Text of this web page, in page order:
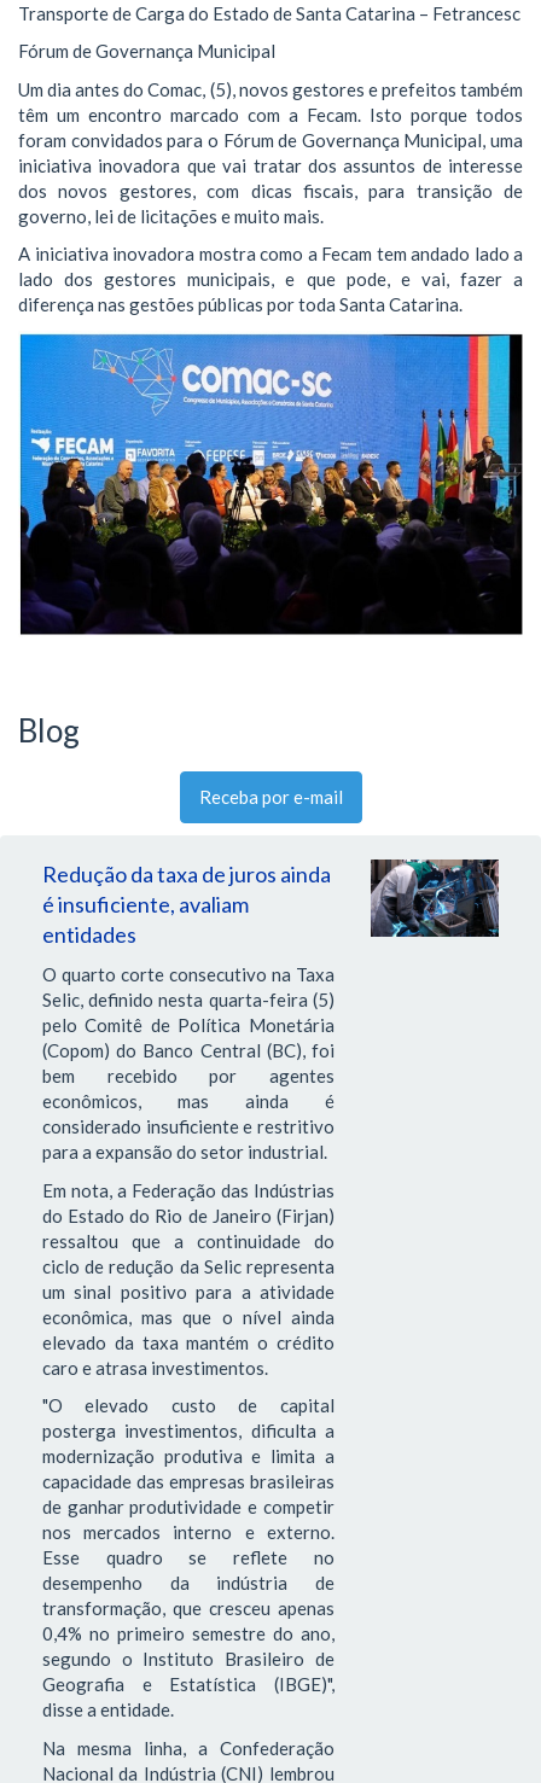
Transporte de Carga do Estado de Santa Catarina – Fetrancesc
Fórum de Governança Municipal
Um dia antes do Comac, (5), novos gestores e prefeitos também
têm um encontro marcado com a Fecam. Isto porque todos
foram convidados para o Fórum de Governança Municipal, uma
iniciativa inovadora que vai tratar dos assuntos de interesse
dos novos gestores, com dicas fiscais, para transição de
governo, lei de licitações e muito mais.
A iniciativa inovadora mostra como a Fecam tem andado lado a
lado dos gestores municipais, e que pode, e vai, fazer a
diferença nas gestões públicas por toda Santa Catarina.
Blog
Receba por e-mail
Redução da taxa de juros ainda
é insuficiente, avaliam
entidades
O quarto corte consecutivo na Taxa
Selic, definido nesta quarta-feira (5)
pelo Comitê de Política Monetária
(Copom) do Banco Central (BC), foi
bem recebido por agentes
econômicos, mas ainda é
considerado insuficiente e restritivo
para a expansão do setor industrial.
Em nota, a Federação das Indústrias
do Estado do Rio de Janeiro (Firjan)
ressaltou que a continuidade do
ciclo de redução da Selic representa
um sinal positivo para a atividade
econômica, mas que o nível ainda
elevado da taxa mantém o crédito
caro e atrasa investimentos.
"O elevado custo de capital
posterga investimentos, dificulta a
modernização produtiva e limita a
capacidade das empresas brasileiras
de ganhar produtividade e competir
nos mercados interno e externo.
Esse quadro se reflete no
desempenho da indústria de
transformação, que cresceu apenas
0,4% no primeiro semestre do ano,
segundo o Instituto Brasileiro de
Geografia e Estatística (IBGE)",
disse a entidade.
Na mesma linha, a Confederação
Nacional da Indústria (CNI) lembrou